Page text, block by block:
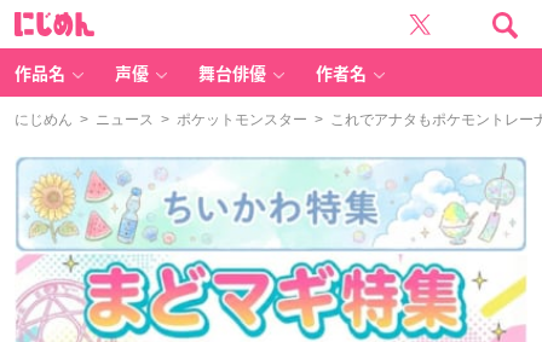
作品名 声優 舞台俳優 作者名
にじめん > ニュース > ポケットモンスター > これでアナタもポケモントレー